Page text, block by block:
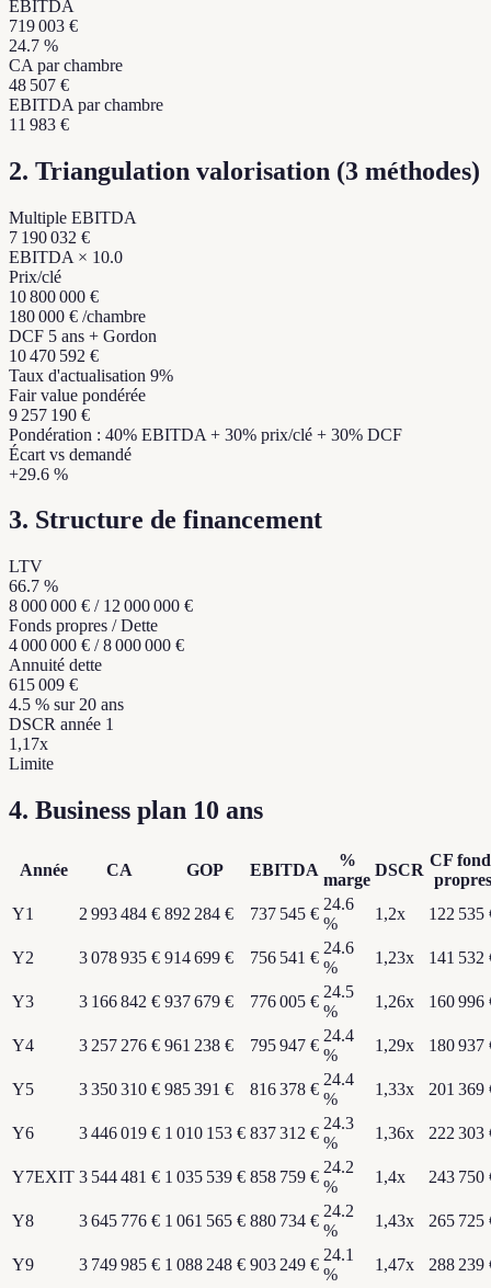
EBITDA
719 003 €
24.7 %
CA par chambre
48 507 €
EBITDA par chambre
11 983 €
2. Triangulation valorisation (3 méthodes)
Multiple EBITDA
7 190 032 €
EBITDA × 10.0
Prix/clé
10 800 000 €
180 000 € /chambre
DCF 5 ans + Gordon
10 470 592 €
Taux d'actualisation 9%
Fair value pondérée
9 257 190 €
Pondération : 40% EBITDA + 30% prix/clé + 30% DCF
Écart vs demandé
+29.6 %
3. Structure de financement
LTV
66.7 %
8 000 000 € / 12 000 000 €
Fonds propres / Dette
4 000 000 € / 8 000 000 €
Annuité dette
615 009 €
4.5 % sur 20 ans
DSCR année 1
1,17x
Limite
4. Business plan 10 ans
Année CA GOP EBITDA
%
marge
DSCR
CF
propres
Y1 2 993 484 € 892 284 € 737 545 €
24.6
%
1,2x 122 535
Y2 3 078 935 € 914 699 € 756 541 €
24.6
%
1,23x 141 532
Y3 3 166 842 € 937 679 € 776 005 €
24.5
%
1,26x 160 996
Y4 3 257 276 € 961 238 € 795 947 €
24.4
%
1,29x 180 937
Y5 3 350 310 € 985 391 € 816 378 €
24.4
%
1,33x 201 369
Y6 3 446 019 € 1 010 153 € 837 312 €
24.3
%
1,36x 222 303
Y7EXIT 3 544 481 € 1 035 539 € 858 759 €
24.2
%
1,4x 243 750
Y8 3 645 776 € 1 061 565 € 880 734 €
24.2
%
1,43x 265 725
Y9 3 749 985 € 1 088 248 € 903 249 €
24.1
%
1,47x 288 239